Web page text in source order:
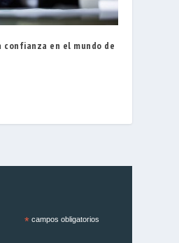
confianza en el mundo de
*campos obligatorios